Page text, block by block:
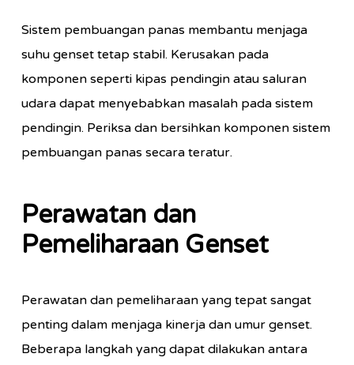
Sistem pembuangan panas membantu menjaga
suhu genset tetap stabil. Kerusakan pada
komponen seperti kipas pendingin atau saluran
udara dapat menyebabkan masalah pada sistem
pendingin. Periksa dan bersihkan komponen sistem
pembuangan panas secara teratur.
Perawatan dan
Pemeliharaan Genset
Perawatan dan pemeliharaan yang tepat sangat
penting dalam menjaga kinerja dan umur genset.
Beberapa langkah yang dapat dilakukan antara